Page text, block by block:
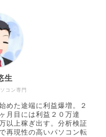
コン専門
生
めた途端に利益爆増。２
月目には利益２０万達
以上稼ぎ出す。分析検証
再現性の高いパソコン転